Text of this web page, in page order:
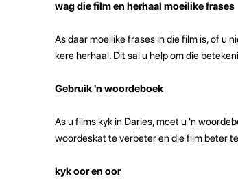
wag die film en herhaal moeilike frases
As daar moeilike frases in die film is, of u
kere herhaal. Dit sal u help om die
Gebruik 'n woordeboek
As u films kyk in Daries, moet u 'n
woordeskat te verbeter en die film beter
kyk oor en oor